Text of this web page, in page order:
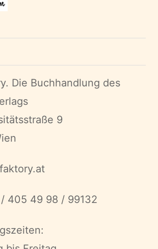
Die Buchhandlung des
9
/ 405 49 98 / 99132